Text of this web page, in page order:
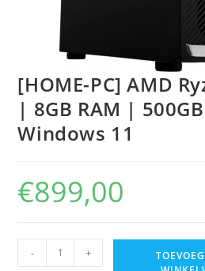
[HOME-PC] AMD
| 8GB RAM |
Windows 11
€899,00
- +